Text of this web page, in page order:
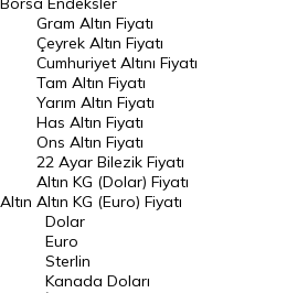
Raporlar
Endeksler
DÖVİZ
Döviz Kuru
Dolar Kuru
Euro Kuru
Pound Kuru
Frank Kuru
Altın
Gram Altın Fiyatı
Çeyrek Altın Fiyatı
Cumhuriyet Altını Fiyatı
Tam Altın Fiyatı
Yarım Altın Fiyatı
Has Altın Fiyatı
Ons Altın Fiyatı
22 Ayar Bilezik Fiyatı
Altın KG (Dolar) Fiyatı
Altın KG (Euro) Fiyatı
Dolar
Euro
Sterlin
Kanada Doları